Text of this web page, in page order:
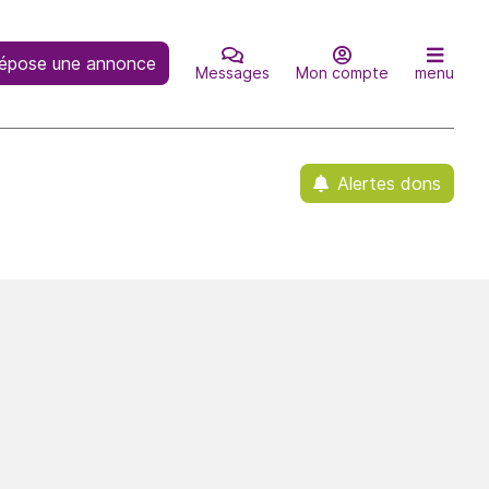
une annonce Messages Mon compte menu
Alertes dons